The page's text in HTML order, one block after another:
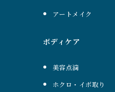
アートメイク
ボディケア
美容点滴
ホクロ・イボ取り